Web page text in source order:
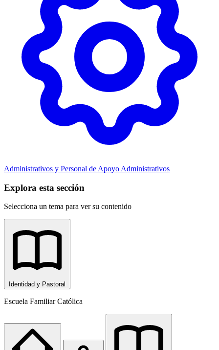
Administrativos y Personal de Apoyo Administrativos
Explora esta sección
Selecciona un tema para ver su contenido
Identidad y Pastoral
Escuela Familiar Católica